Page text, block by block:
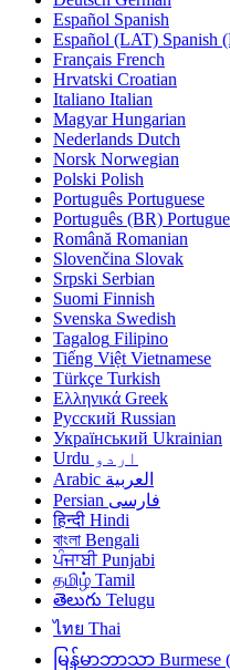
Español Spanish
Español (LAT) Spanish
Français French
Hrvatski Croatian
Italiano Italian
Magyar Hungarian
Nederlands Dutch
Norsk Norwegian
Polski Polish
Português Portuguese
Português (BR)
Română Romanian
Slovenčina Slovak
Srpski Serbian
Suomi Finnish
Svenska Swedish
Tagalog Filipino
Tiếng Việt Vietnamese
Türkçe Turkish
Ελληνικά Greek
Русский Russian
Український Ukrainian
اردو Urdu
العربية Arabic
فارسی Persian
हिन्दी Hindi
বাংলা Bengali
ਪੰਜਾਬੀ Punjabi
தமிழ் Tamil
తెలుగు Telugu
ไทย Thai
မြန်မာဘာသာ Burmese